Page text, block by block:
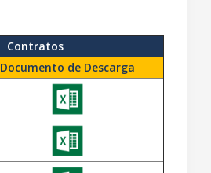
Contratos
Documento de Descarga